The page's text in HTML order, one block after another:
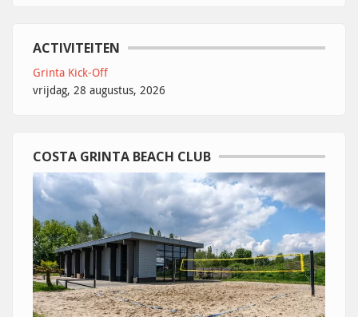
ACTIVITEITEN
Grinta Kick-Off
vrijdag, 28 augustus, 2026
COSTA GRINTA BEACH CLUB